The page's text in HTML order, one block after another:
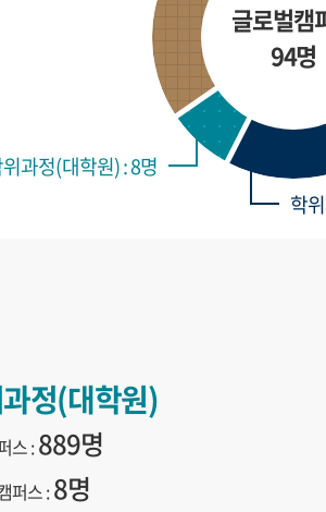
글로벌캠
94명
학
과정(대학원) : 8명
정(대학원)
스 :889명
퍼스 :8명